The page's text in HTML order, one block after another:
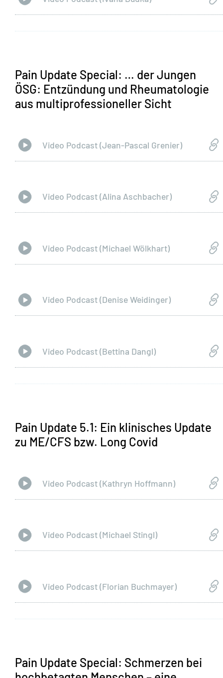
Pain Update Special: … der Jungen
ÖSG: Entzündung und Rheumatologie
aus multiprofessioneller Sicht
Video Podcast (Jean-Pascal Grenier)
Video Podcast (Alina Aschbacher)
Video Podcast (Michael Wölkhart)
Video Podcast (Denise Weidinger)
Video Podcast (Bettina Dangl)
Pain Update 5.1: Ein klinisches Update
zu ME/CFS bzw. Long Covid
Video Podcast (Kathryn Hoffmann)
Video Podcast (Michael Stingl)
Video Podcast (Florian Buchmayer)
Pain Update Special: Schmerzen bei